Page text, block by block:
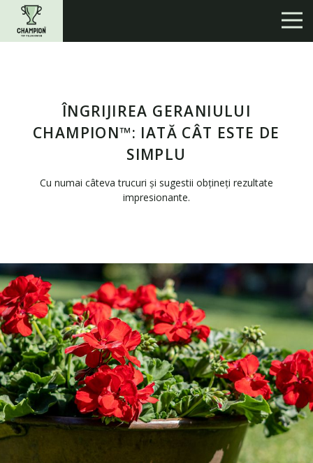
ÎNGRIJIREA GERANIULUI
CHAMPION™: IATĂ CÂT ESTE DE
SIMPLU
Cu numai câteva trucuri și sugestii obțineți rezultate
impresionante.